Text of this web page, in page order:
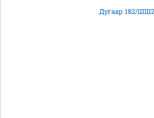
Дугаар 182/